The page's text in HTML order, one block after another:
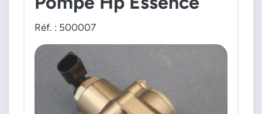
Réf. : 500007